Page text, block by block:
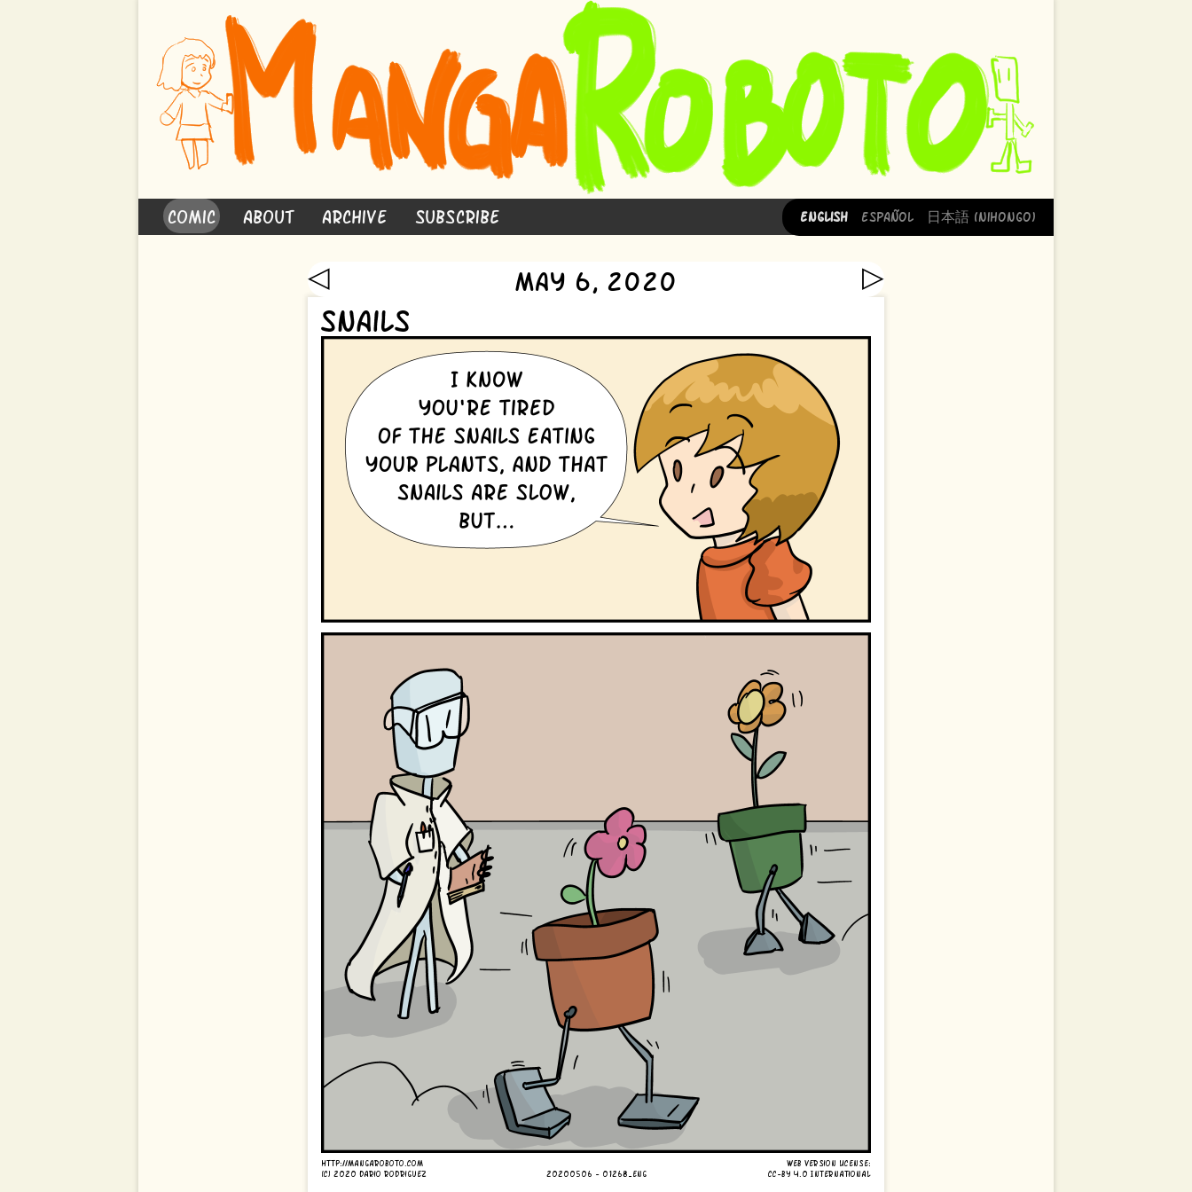
Comic About Archive Subscribe English Español 日本語 (Nihongo)
◁ May 6, 2020 ▷